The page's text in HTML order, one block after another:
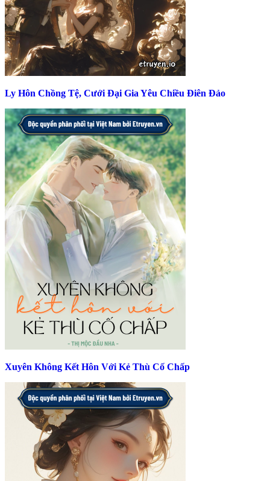
Ly Hôn Chồng Tệ, Cưới Đại Gia Yêu Chiều Điên Đảo
Xuyên Không Kết Hôn Với Kẻ Thù Cố Chấp